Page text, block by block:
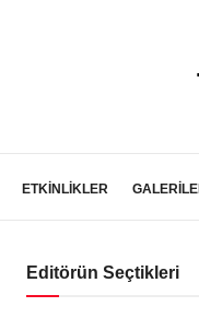
ETKİNLİKLER
Editörün Seçtikleri